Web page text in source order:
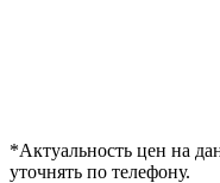
*Актуальность цен на
уточнять по телефону.